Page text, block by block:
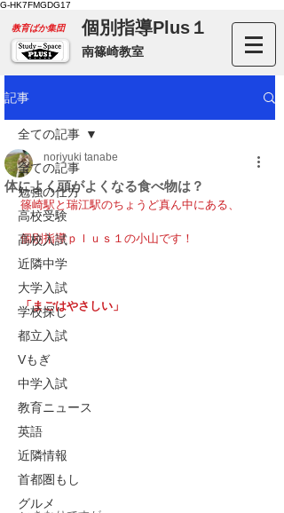
G-HK7FMGDG17
​教育ばか集団 個別指導Plus１
南篠崎教室
記事
全ての記事
勉強の仕方
高校受験
高校入試
近隣中学
大学入試
学校探し
都立入試
Vもぎ
中学入試
教育ニュース
英語
近隣情報
首都圏もし
グルメ
全ての記事
体によく頭がよくなる食べ物は？
noriyuki tanabe
篠崎駅と瑞江駅のちょうど真ん中にある、
個別指導ｐｌｕｓ１の小山です！
「まごはやさしい」